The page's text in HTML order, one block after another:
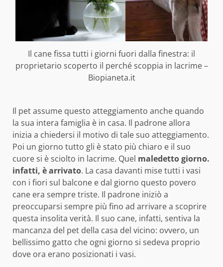
Il cane fissa tutti i giorni fuori dalla finestra: il
proprietario scoperto il perché scoppia in lacrime –
Biopianeta.it
Il pet assume questo atteggiamento anche quando
la sua intera famiglia è in casa. Il padrone allora
inizia a chiedersi il motivo di tale suo atteggiamento.
Poi un giorno tutto gli è stato più chiaro e il suo
cuore si è sciolto in lacrime. Quel maledetto giorno.
infatti, è arrivato. La casa davanti mise tutti i vasi
con i fiori sul balcone e dal giorno questo povero
cane era sempre triste. Il padrone iniziò a
preoccuparsi sempre più fino ad arrivare a scoprire
questa insolita verità. Il suo cane, infatti, sentiva la
mancanza del pet della casa del vicino: ovvero, un
bellissimo gatto che ogni giorno si sedeva proprio
dove ora erano posizionati i vasi.